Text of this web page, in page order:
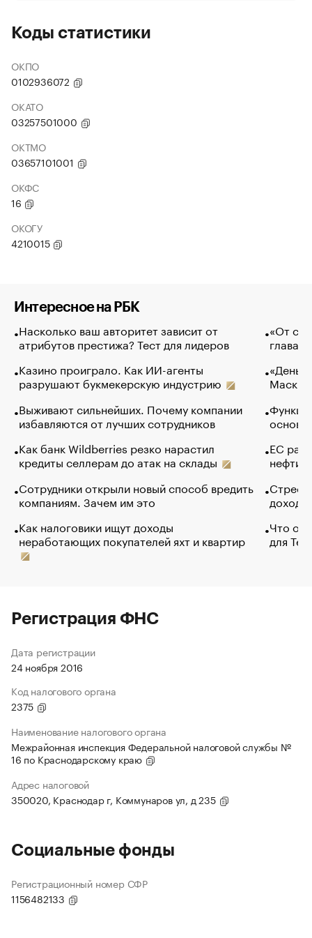
Коды статистики
ОКПО
0102936072
ОКАТО
03257501000
ОКТМО
03657101001
ОКФС
16
ОКОГУ
4210015
Интересное на РБК
Насколько ваш авторитет зависит от
атрибутов престижа? Тест для лидеров
Казино проиграло. Как ИИ-агенты
разрушают букмекерскую индустрию
Выживают сильнейших. Почему компании
избавляются от лучших сотрудников
Как банк Wildberries резко нарастил
кредиты селлерам до атак на склады
Сотрудники открыли новый способ вредить
компаниям. Зачем им это
Как налоговики ищут доходы
неработающих покупателей яхт и квартир
«От
глава
Маск в
основ
ЕС
нефти
Что
для
Регистрация ФНС
Дата регистрации
24 ноября 2016
Код налогового органа
2375
Наименование налогового органа
Межрайонная инспекция Федеральной налоговой службы №
16 по Краснодарскому краю
Адрес налоговой
350020, Краснодар г, Коммунаров ул, д 235
Социальные фонды
Регистрационный номер СФР
1156482133